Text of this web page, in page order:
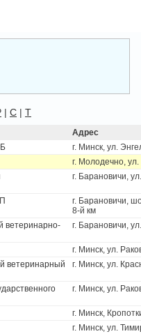
| С | Т
Адрес
г. Минск, ул.
г. Молодечно,
г. Барановичи,
г. Барановичи,
8-й км
ветеринарно-
г. Барановичи,
г. Минск, ул.
ветеринарный
г. Минск, ул.
г. Минск, ул.
г. Минск,
г. Минск, ул.